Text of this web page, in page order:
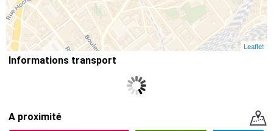
Leaflet
Informations transport
A proximité